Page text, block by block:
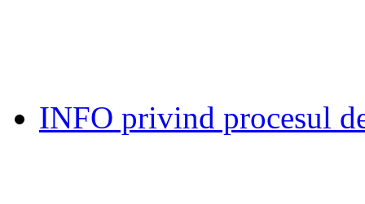
INFO privind procesul